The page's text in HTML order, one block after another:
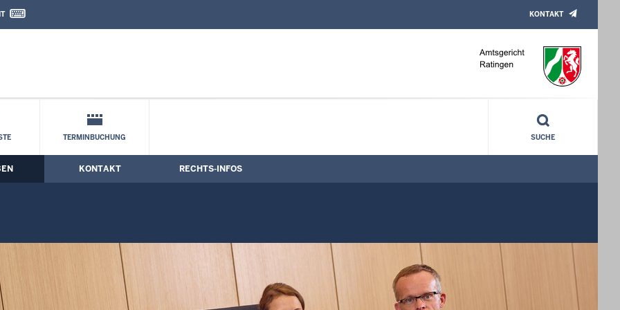
Kontaktformular
KONTAKT
TERMINBUCHUNG SUCHE
KONTAKT RECHTS-INFOS